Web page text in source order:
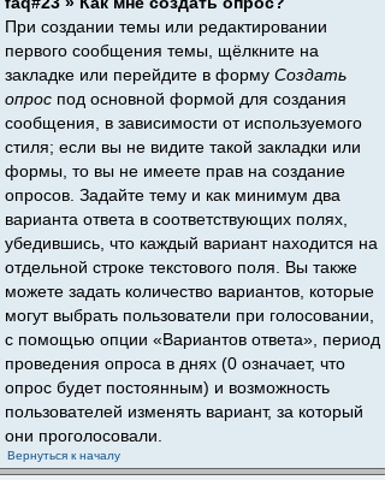
При создании темы или редактировании
первого сообщения темы, щёлкните на
закладке или перейдите в форму Создать
опрос под основной формой для создания
сообщения, в зависимости от используемого
стиля; если вы не видите такой закладки или
формы, то вы не имеете прав на создание
опросов. Задайте тему и как минимум два
варианта ответа в соответствующих полях,
убедившись, что каждый вариант находится на
отдельной строке текстового поля. Вы также
можете задать количество вариантов, которые
могут выбрать пользователи при голосовании,
с помощью опции «Вариантов ответа», период
проведения опроса в днях (0 означает, что
опрос будет постоянным) и возможность
пользователей изменять вариант, за который
они проголосовали.
Вернуться к началу